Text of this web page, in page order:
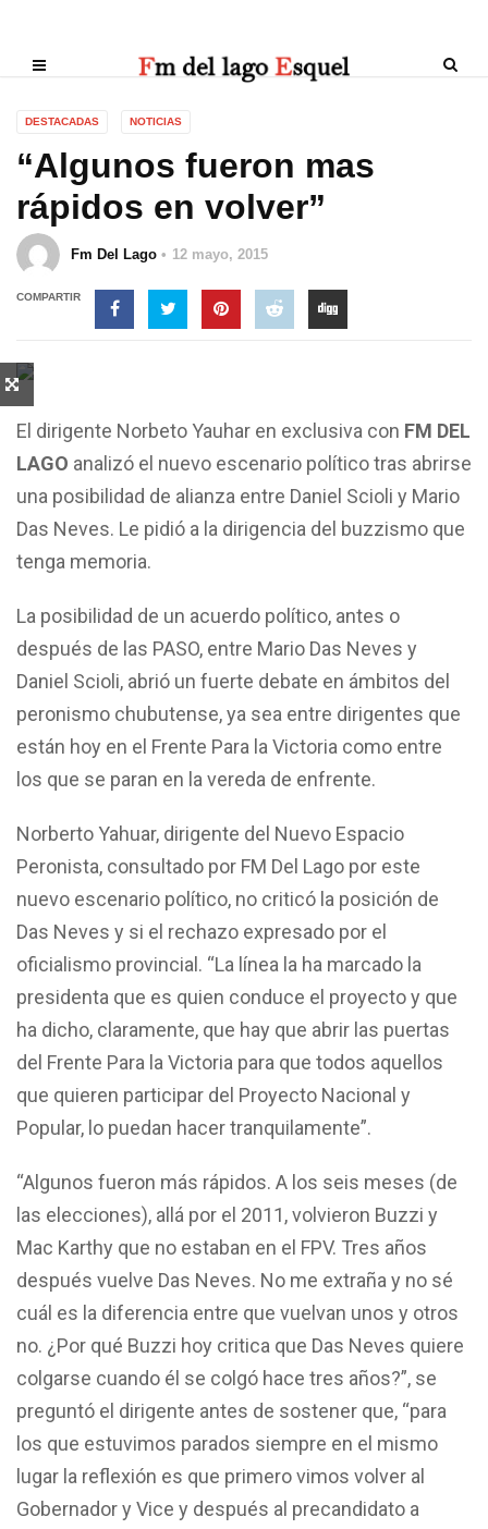
DESTACADAS NOTICIAS
“Algunos fueron mas
rápidos en volver”
Fm Del Lago 12 mayo, 2015
COMPARTIR
El dirigente Norbeto Yauhar en exclusiva con FM DEL
LAGO analizó el nuevo escenario político tras abrirse
una posibilidad de alianza entre Daniel Scioli y Mario
Das Neves. Le pidió a la dirigencia del buzzismo que
tenga memoria.
La posibilidad de un acuerdo político, antes o
después de las PASO, entre Mario Das Neves y
Daniel Scioli, abrió un fuerte debate en ámbitos del
peronismo chubutense, ya sea entre dirigentes que
están hoy en el Frente Para la Victoria como entre
los que se paran en la vereda de enfrente.
Norberto Yahuar, dirigente del Nuevo Espacio
Peronista, consultado por FM Del Lago por este
nuevo escenario político, no criticó la posición de
Das Neves y si el rechazo expresado por el
oficialismo provincial. “La línea la ha marcado la
presidenta que es quien conduce el proyecto y que
ha dicho, claramente, que hay que abrir las puertas
del Frente Para la Victoria para que todos aquellos
que quieren participar del Proyecto Nacional y
Popular, lo puedan hacer tranquilamente”.
“Algunos fueron más rápidos. A los seis meses (de
las elecciones), allá por el 2011, volvieron Buzzi y
Mac Karthy que no estaban en el FPV. Tres años
después vuelve Das Neves. No me extraña y no sé
cuál es la diferencia entre que vuelvan unos y otros
no. ¿Por qué Buzzi hoy critica que Das Neves quiere
colgarse cuando él se colgó hace tres años?”, se
preguntó el dirigente antes de sostener que, “para
los que estuvimos parados siempre en el mismo
lugar la reflexión es que primero vimos volver al
Gobernador y Vice y después al precandidato a